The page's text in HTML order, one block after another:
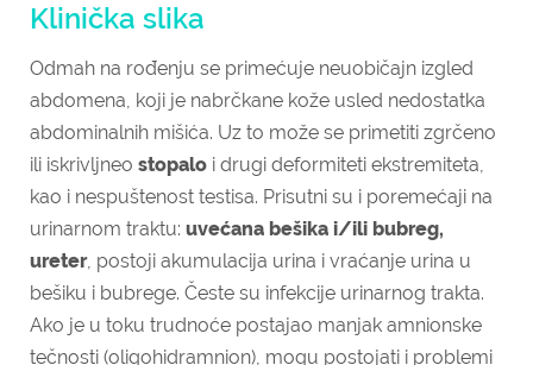
Klinička slika
Odmah na rođenju se primećuje neuobičajn izgled
abdomena, koji je nabrčkane kože usled nedostatka
abdominalnih mišića. Uz to može se primetiti zgrčeno
ili iskrivljneo stopalo i drugi deformiteti ekstremiteta,
kao i nespuštenost testisa. Prisutni su i poremećaji na
urinarnom traktu: uvećana bešika i/ili bubreg,
ureter, postoji akumulacija urina i vraćanje urina u
bešiku i bubrege. Česte su infekcije urinarnog trakta.
Ako je u toku trudnoće postajao manjak amnionske
tečnosti (oligohidramnion), mogu postojati i problemi